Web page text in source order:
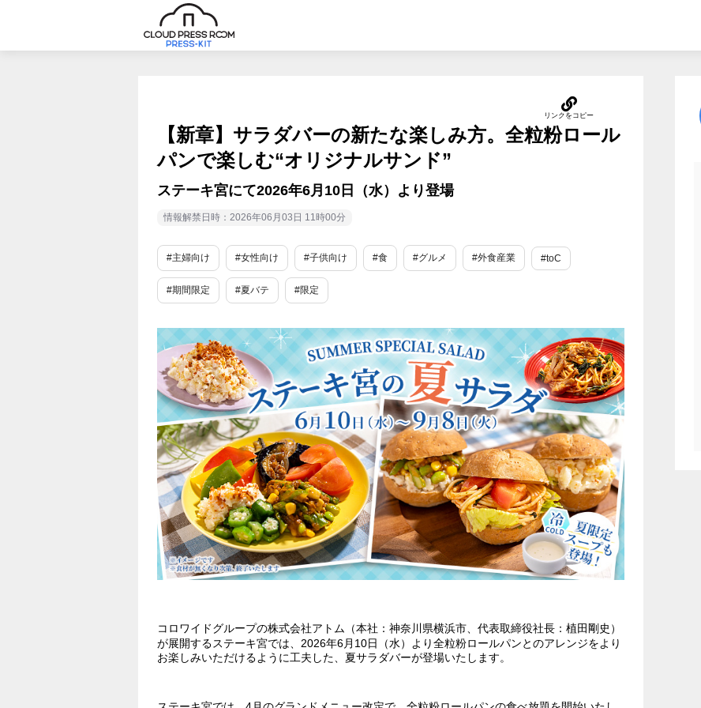
【新章】サラダバーの新たな楽しみ方。全粒粉ロール
パンで楽しむ“オリジナルサンド”
ステーキ宮にて2026年6月10日（水）より登場
情報解禁日時：2026年06月03日 11時00分
#主婦向け #女性向け #子供向け #食 #グルメ #外食産業 #toC
#期間限定 #夏バテ #限定
コロワイドグループの株式会社アトム（本社：神奈川県横浜市、代表取締役社長：植田剛史）
が展開するステーキ宮では、2026年6月10日（水）より全粒粉ロールパンとのアレンジをより
お楽しみいただけるように工夫した、夏サラダバーが登場いたします。